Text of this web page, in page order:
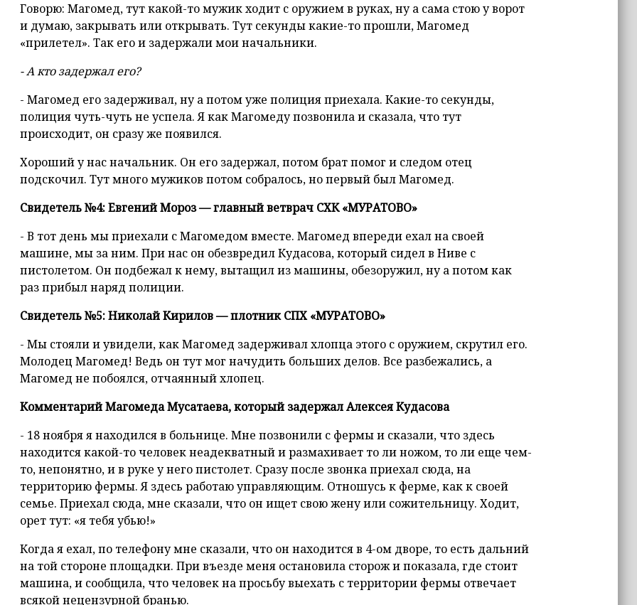
Говорю: Магомед, тут какой-то мужик ходит с оружием в руках, ну а сама стою у ворот
и думаю, закрывать или открывать. Тут секунды какие-то прошли, Магомед
«прилетел». Так его и задержали мои начальники.
- А кто задержал его?
- Магомед его задерживал, ну а потом уже полиция приехала. Какие-то секунды,
полиция чуть-чуть не успела. Я как Магомеду позвонила и сказала, что тут
происходит, он сразу же появился.
Хороший у нас начальник. Он его задержал, потом брат помог и следом отец
подскочил. Тут много мужиков потом собралось, но первый был Магомед.
Свидетель №4: Евгений Мороз — главный ветврач СХК «МУРАТОВО»
- В тот день мы приехали с Магомедом вместе. Магомед впереди ехал на своей
машине, мы за ним. При нас он обезвредил Кудасова, который сидел в Ниве с
пистолетом. Он подбежал к нему, вытащил из машины, обезоружил, ну а потом как
раз прибыл наряд полиции.
Свидетель №5: Николай Кирилов — плотник СПХ «МУРАТОВО»
- Мы стояли и увидели, как Магомед задерживал хлопца этого с оружием, скрутил его.
Молодец Магомед! Ведь он тут мог начудить больших делов. Все разбежались, а
Магомед не побоялся, отчаянный хлопец.
Комментарий Магомеда Мусатаева, который задержал Алексея Кудасова
- 18 ноября я находился в больнице. Мне позвонили с фермы и сказали, что здесь
находится какой-то человек неадекватный и размахивает то ли ножом, то ли еще чем-
то, непонятно, и в руке у него пистолет. Сразу после звонка приехал сюда, на
территорию фермы. Я здесь работаю управляющим. Отношусь к ферме, как к своей
семье. Приехал сюда, мне сказали, что он ищет свою жену или сожительницу. Ходит,
орет тут: «я тебя убью!»
Когда я ехал, по телефону мне сказали, что он находится в 4-ом дворе, то есть дальний
на той стороне площадки. При въезде меня остановила сторож и показала, где стоит
машина, и сообщила, что человек на просьбу выехать с территории фермы отвечает
всякой нецензурной бранью.